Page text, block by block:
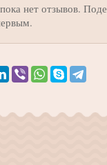
нет отзывов.